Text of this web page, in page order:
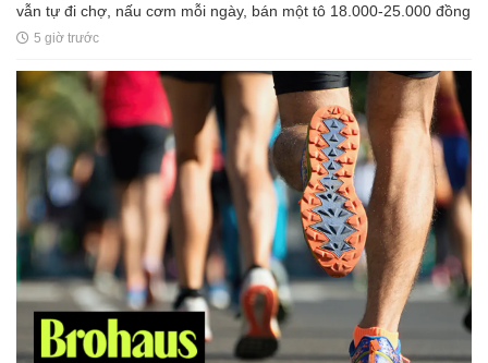
vẫn tự đi chợ, nấu cơm mỗi ngày, bán một tô 18.000-25.000 đồng
5 giờ trước